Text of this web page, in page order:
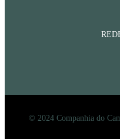
© 2024 Companhia do